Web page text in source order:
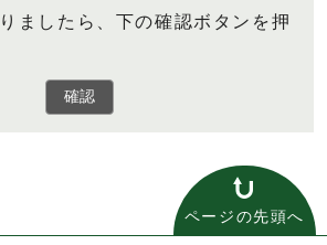
ましたら、下の確認ボタンを押
確認
ページの先頭へ